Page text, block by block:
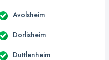
Avolsheim
Dorlisheim
Duttlenheim